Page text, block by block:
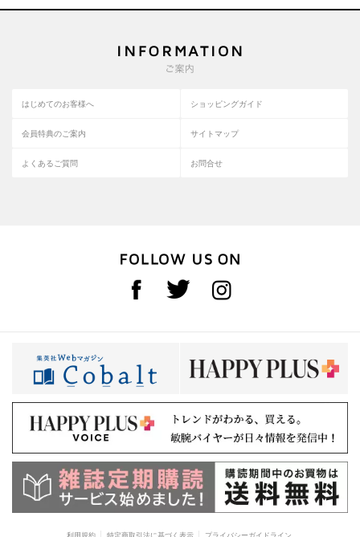
はじめてのお客様へ ショッピングガイド
会員特典のご案内 サイトマップ
よくあるご質問 お問合せ
利用規約 特定商取引法に基づく表示 プライバシーガイドライン